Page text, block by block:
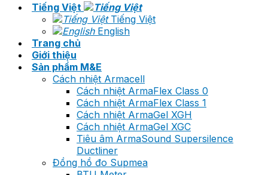
Tiếng Việt
Tiếng Việt
English
Trang chủ
Giới thiệu
Sản phẩm M&E
Cách nhiệt Armacell
Cách nhiệt ArmaFlex Class 0
Cách nhiệt ArmaFlex Class 1
Cách nhiệt ArmaGel XGH
Cách nhiệt ArmaGel XGC
Tiêu âm ArmaSound Supersilence
Ductliner
Đồng hồ đo Supmea